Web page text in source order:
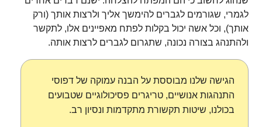
לגמרי, שגורמים לגברים להימשך אליך ולרצות אותך (ורק
אותך), וכל אשה יכול בקלות לפתח מאפיינים אלו, לתקשר
ולהתנהג בצורה נכונה, שתגרום לגברים לרצות אותה.
הגישה שלנו מבוססת על הבנה עמוקה של דפוסי
התנהגות אנושיים, טריגרים פסיכולוגיים שטבועים
בכולנו, שיטות תקשורת מתקדמות ונסיון רב.